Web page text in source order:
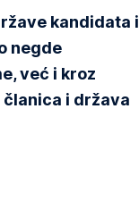
kandidata i
negde
već i kroz
i država